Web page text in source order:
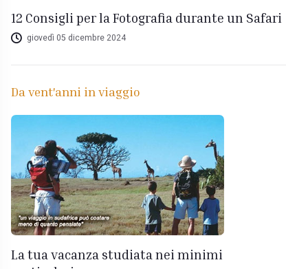
12 Consigli per la Fotografia durante un Safari
giovedì 05 dicembre 2024
Da vent'anni in viaggio
La tua vacanza studiata nei minimi